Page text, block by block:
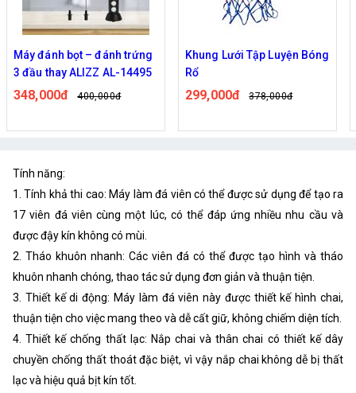
Máy đánh bọt – đánh trứng
3 đầu thay ALIZZ AL-14495
348,000đ 400,000đ
Khung Lưới Tập Luyện Bóng
Rổ
299,000đ 378,000đ
Tính năng:
1. Tính khả thi cao: Máy làm đá viên có thể được sử dụng để tạo ra
17 viên đá viên cùng một lúc, có thể đáp ứng nhiều nhu cầu và
được đậy kín không có mùi.
2. Tháo khuôn nhanh: Các viên đá có thể được tạo hình và tháo
khuôn nhanh chóng, thao tác sử dụng đơn giản và thuận tiện.
3. Thiết kế di động: Máy làm đá viên này được thiết kế hình chai,
thuận tiện cho việc mang theo và dễ cất giữ, không chiếm diện tích.
4. Thiết kế chống thất lạc: Nắp chai và thân chai có thiết kế dây
chuyền chống thất thoát đặc biệt, vì vậy nắp chai không dễ bị thất
lạc và hiệu quả bịt kín tốt.